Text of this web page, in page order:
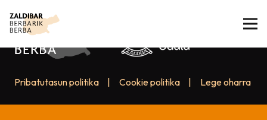
Pribatutasun politika Cookie politika Lege oharra